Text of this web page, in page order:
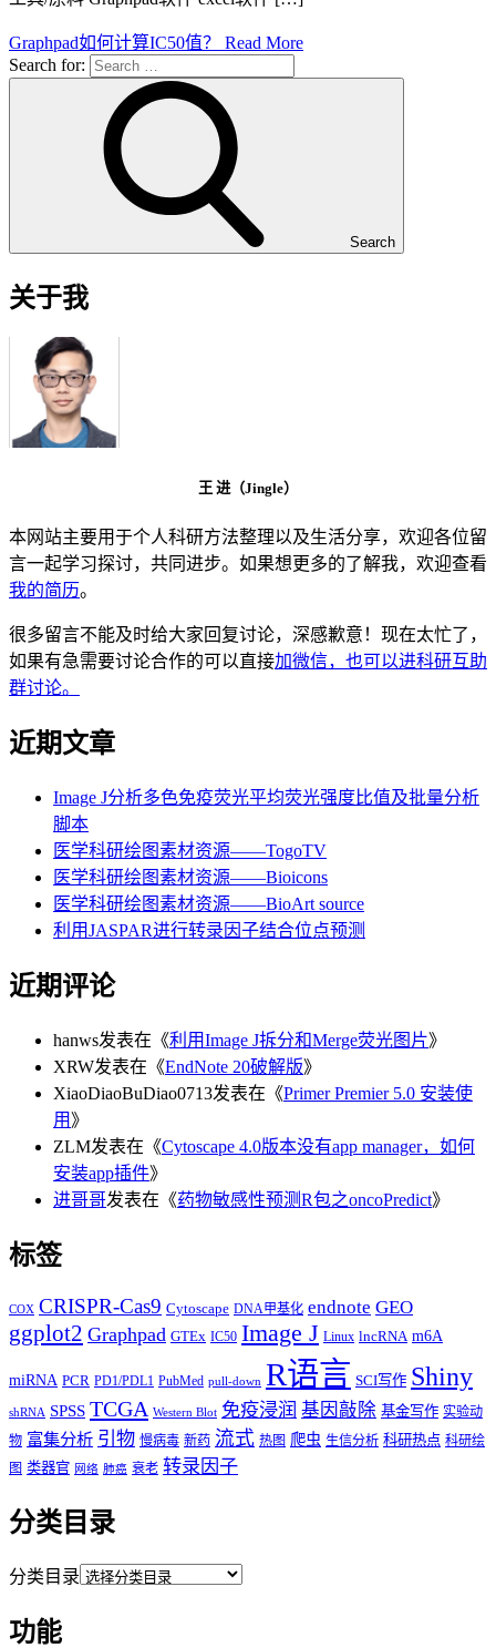
Graphpad如何计算IC50值？
Read More
Search for:
Search
关于我
王 进（Jingle）
本网站主要用于个人科研方法整理以及生活分享，欢迎各位留
言一起学习探讨，共同进步。如果想更多的了解我，欢迎查看
我的简历。
很多留言不能及时给大家回复讨论，深感歉意！现在太忙了，
如果有急需要讨论合作的可以直接加微信，也可以进科研互助
群讨论。
近期文章
Image J分析多色免疫荧光平均荧光强度比值及批量分析
脚本
医学科研绘图素材资源——TogoTV
医学科研绘图素材资源——Bioicons
医学科研绘图素材资源——BioArt source
利用JASPAR进行转录因子结合位点预测
近期评论
hanws发表在《利用Image J拆分和Merge荧光图片》
XRW发表在《EndNote 20破解版》
XiaoDiaoBuDiao0713发表在《Primer Premier 5.0 安装使
用 》
ZLM发表在《Cytoscape 4.0版本没有app manager，如何
安装app插件》
进哥哥发表在《药物敏感性预测R包之oncoPredict》
标签
COX CRISPR-Cas9 Cytoscape DNA甲基化 endnote GEO
ggplot2 Graphpad GTEx IC50 Image J Linux lncRNA m6A
miRNA PCR PD1/PDL1 PubMed pull-down R语言 SCI写作 Shiny
shRNA SPSS TCGA Western Blot 免疫浸润 基因敲除 基金写作 实验动
物 富集分析 引物 慢病毒 新药 流式 热图 爬虫 生信分析 科研热点 科研绘
图 类器官 网络 肺癌 衰老 转录因子
分类目录
分类目录
功能